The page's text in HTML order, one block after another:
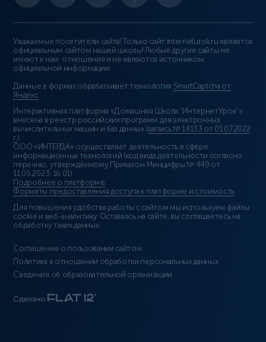
Уважаемые посетители сайта! Только сайт interneturok.ru является
официальным сайтом нашей школы! Любые другие сайты не
имеют к нам отношения и не являются источником
официальной информации.
Данные в формах обрабатывает технология SmartCaptcha от
Яндекс
Интерактивная платформа «Домашняя Школа “ИнтернетУрок”»
внесена в реестр российских программ для электронных
вычислительных машин и баз данных (запись № 14133 от 01.07.2022
г.).
ООО «ИНТЕРДА» осуществляет деятельность в сфере
информационных технологий (код вида деятельности согласно
перечню, утверждённому Приказом Минцифры № 449 от
11.05.2023: 16.01)
Подробнее о платформе.
Форматы предоставления доступа к платформе и стоимость.
Для повышения удобства работы с сайтом мы используем файлы
cookie и веб-аналитику. Оставаясь на сайте, вы соглашаетесь на
обработку таких данных.
Соглашение о пользовании сайтом
Политика в отношении обработки персональных данных
Сведения об образовательной организации